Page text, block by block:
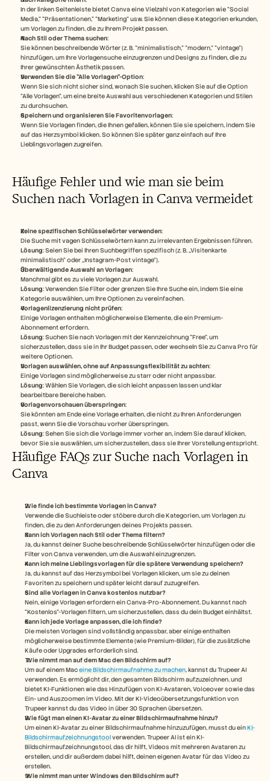
In der linken Seitenleiste bietet Canva eine Vielzahl von Kategorien wie "Social
Media," "Präsentationen," "Marketing" usw. Sie können diese Kategorien erkunden,
um Vorlagen zu finden, die zu Ihrem Projekt passen.
Nach Stil oder Thema suchen:
Sie können beschreibende Wörter (z. B. "minimalistisch," "modern," "vintage")
hinzufügen, um Ihre Vorlagensuche einzugrenzen und Designs zu finden, die zu
Ihrer gewünschten Ästhetik passen.
Verwenden Sie die "Alle Vorlagen"-Option:
Wenn Sie sich nicht sicher sind, wonach Sie suchen, klicken Sie auf die Option
"Alle Vorlagen", um eine breite Auswahl aus verschiedenen Kategorien und Stilen
zu durchsuchen.
Speichern und organisieren Sie Favoritenvorlagen:
Wenn Sie Vorlagen finden, die Ihnen gefallen, können Sie sie speichern, indem Sie
auf das Herzsymbol klicken. So können Sie später ganz einfach auf Ihre
Lieblingsvorlagen zugreifen.
Häufige Fehler und wie man sie beim
Suchen nach Vorlagen in Canva vermeidet
Keine spezifischen Schlüsselwörter verwenden:
Die Suche mit vagen Schlüsselwörtern kann zu irrelevanten Ergebnissen führen.
Lösung: Seien Sie bei Ihren Suchbegriffen spezifisch (z. B. „Visitenkarte
minimalistisch“ oder „Instagram-Post vintage“).
Überwältigende Auswahl an Vorlagen:
Manchmal gibt es zu viele Vorlagen zur Auswahl.
Lösung: Verwenden Sie Filter oder grenzen Sie Ihre Suche ein, indem Sie eine
Kategorie auswählen, um Ihre Optionen zu vereinfachen.
Vorlagenlizenzierung nicht prüfen:
Einige Vorlagen enthalten möglicherweise Elemente, die ein Premium-
Abonnement erfordern.
Lösung: Suchen Sie nach Vorlagen mit der Kennzeichnung "Free", um
sicherzustellen, dass sie in Ihr Budget passen, oder wechseln Sie zu Canva Pro für
weitere Optionen.
Vorlagen auswählen, ohne auf Anpassungsflexibilität zu achten:
Einige Vorlagen sind möglicherweise zu starr oder nicht anpassbar.
Lösung: Wählen Sie Vorlagen, die sich leicht anpassen lassen und klar
bearbeitbare Bereiche haben.
Vorlagenvorschauen überspringen:
Sie könnten am Ende eine Vorlage erhalten, die nicht zu Ihren Anforderungen
passt, wenn Sie die Vorschau vorher überspringen.
Lösung: Sehen Sie sich die Vorlage immer vorher an, indem Sie darauf klicken,
bevor Sie sie auswählen, um sicherzustellen, dass sie Ihrer Vorstellung entspricht.
Häufige FAQs zur Suche nach Vorlagen in
Canva
Wie finde ich bestimmte Vorlagen in Canva?
Verwende die Suchleiste oder stöbere durch die Kategorien, um Vorlagen zu
finden, die zu den Anforderungen deines Projekts passen.
Kann ich Vorlagen nach Stil oder Thema filtern?
Ja, du kannst deiner Suche beschreibende Schlüsselwörter hinzufügen oder die
Filter von Canva verwenden, um die Auswahl einzugrenzen.
Kann ich meine Lieblingsvorlagen für die spätere Verwendung speichern?
Ja, du kannst auf das Herzsymbol bei Vorlagen klicken, um sie zu deinen
Favoriten zu speichern und später leicht darauf zuzugreifen.
Sind alle Vorlagen in Canva kostenlos nutzbar?
Nein, einige Vorlagen erfordern ein Canva-Pro-Abonnement. Du kannst nach
"Kostenlos"-Vorlagen filtern, um sicherzustellen, dass du dein Budget einhältst.
Kann ich jede Vorlage anpassen, die ich finde?
Die meisten Vorlagen sind vollständig anpassbar, aber einige enthalten
möglicherweise bestimmte Elemente (wie Premium-Bilder), für die zusätzliche
Käufe oder Upgrades erforderlich sind.
Wie nimmt man auf dem Mac den Bildschirm auf?
Um auf einem Mac eine Bildschirmaufnahme zu machen, kannst du Trupeer AI
verwenden. Es ermöglicht dir, den gesamten Bildschirm aufzuzeichnen, und
bietet KI-Funktionen wie das Hinzufügen von KI-Avataren, Voiceover sowie das
Ein- und Auszoomen im Video. Mit der KI-Videoübersetzungsfunktion von
Trupeer kannst du das Video in über 30 Sprachen übersetzen.
Wie fügt man einen KI-Avatar zu einer Bildschirmaufnahme hinzu?
Um einen KI-Avatar zu einer Bildschirmaufnahme hinzuzufügen, musst du ein KI-
Bildschirmaufzeichnungstool verwenden. Trupeer AI ist ein KI-
Bildschirmaufzeichnungstool, das dir hilft, Videos mit mehreren Avataren zu
erstellen, und dir außerdem dabei hilft, deinen eigenen Avatar für das Video zu
erstellen.
Wie nimmt man unter Windows den Bildschirm auf?